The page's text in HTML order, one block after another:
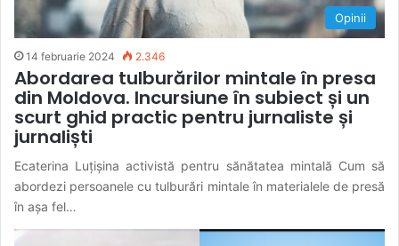
Opinii
14 februarie 2024 2.346
Abordarea tulburărilor mintale în presa
din Moldova. Incursiune în subiect și un
scurt ghid practic pentru jurnaliste și
jurnaliști
Ecaterina Luțișina activistă pentru sănătatea mintală Cum să
abordezi persoanele cu tulburări mintale în materialele de presă
în așa fel…